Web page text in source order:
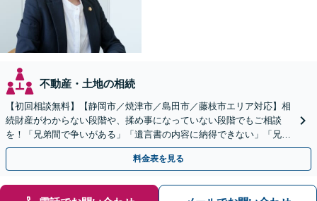
不動産・土地の相続
【初回相談無料】【静岡市／焼津市／島田市／藤枝市エリア対応】相
続財産がわからない段階や、揉め事になっていない段階でもご相談
を！「兄弟間で争いがある」「遺言書の内容に納得できない」「兄弟
による使い込みがあるのではないか」など幅広いお悩みに対応
料金表を見る